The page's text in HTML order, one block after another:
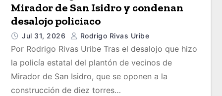
Mirador de San Isidro y condenan
desalojo policiaco
Jul 31, 2026 Rodrigo Rivas Uribe
Por Rodrigo Rivas Uribe Tras el desalojo que hizo
la policía estatal del plantón de vecinos de
Mirador de San Isidro, que se oponen a la
construcción de diez torres…